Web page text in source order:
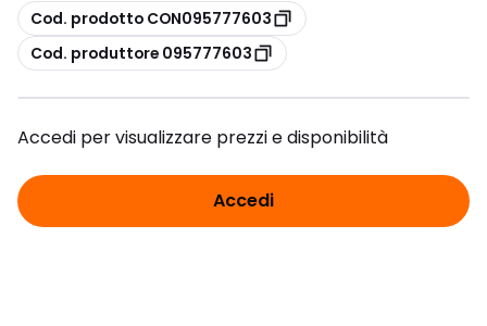
copia
Cod. prodotto CON095777603
copia
Cod. produttore 095777603
Accedi per visualizzare prezzi e disponibilità
Accedi